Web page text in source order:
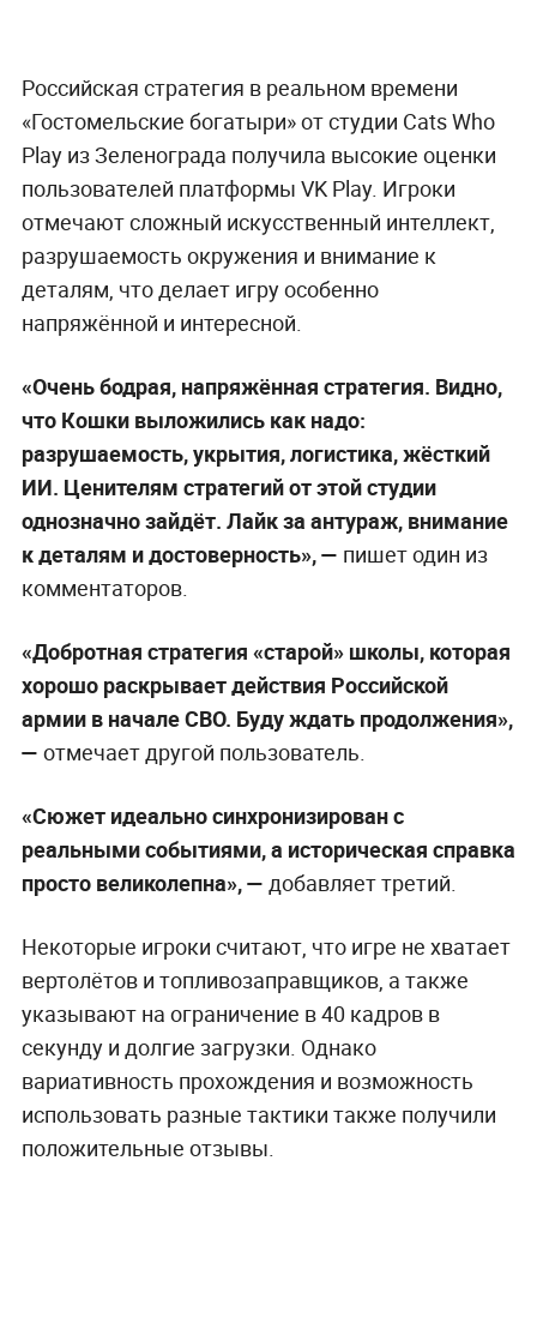
Российская стратегия в реальном времени
«Гостомельские богатыри» от студии Cats Who
Play из Зеленограда получила высокие оценки
пользователей платформы VK Play. Игроки
отмечают сложный искусственный интеллект,
разрушаемость окружения и внимание к
деталям, что делает игру особенно
напряжённой и интересной.
«Очень бодрая, напряжённая стратегия. Видно,
что Кошки выложились как надо:
разрушаемость, укрытия, логистика, жёсткий
ИИ. Ценителям стратегий от этой студии
однозначно зайдёт. Лайк за антураж, внимание
к деталям и достоверность», — пишет один из
комментаторов.
«Добротная стратегия «старой» школы, которая
хорошо раскрывает действия Российской
армии в начале СВО. Буду ждать продолжения»,
— отмечает другой пользователь.
«Сюжет идеально синхронизирован с
реальными событиями, а историческая справка
просто великолепна», — добавляет третий.
Некоторые игроки считают, что игре не хватает
вертолётов и топливозаправщиков, а также
указывают на ограничение в 40 кадров в
секунду и долгие загрузки. Однако
вариативность прохождения и возможность
использовать разные тактики также получили
положительные отзывы.